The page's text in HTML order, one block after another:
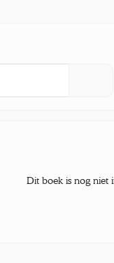
Dit boek is nog niet